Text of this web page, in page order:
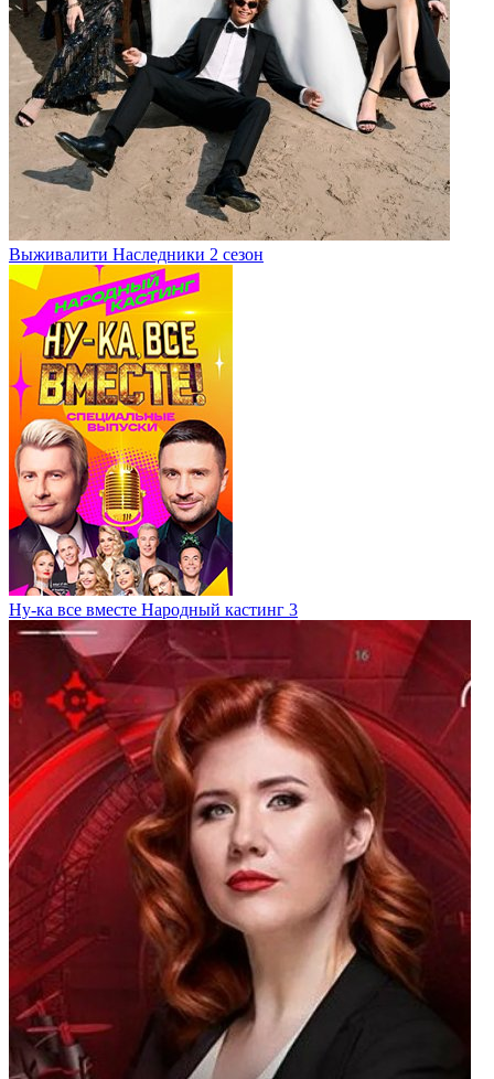
Выживалити Наследники 2 сезон
Ну-ка все вместе Народный кастинг 3